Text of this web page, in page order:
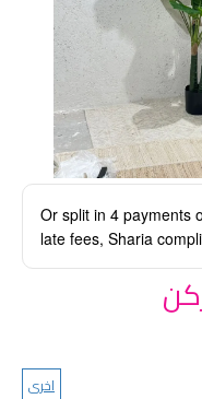
Or split in 4 payments
late fees, Sharia
اخرى